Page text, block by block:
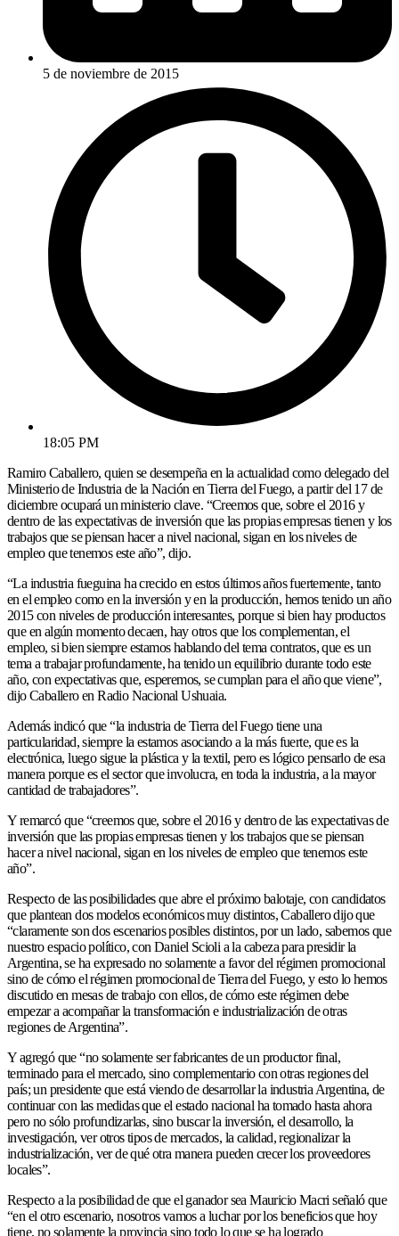
5 de noviembre de 2015
18:05 PM
Ramiro Caballero, quien se desempeña en la actualidad como delegado del
Ministerio de Industria de la Nación en Tierra del Fuego, a partir del 17 de
diciembre ocupará un ministerio clave. “Creemos que, sobre el 2016 y
dentro de las expectativas de inversión que las propias empresas tienen y los
trabajos que se piensan hacer a nivel nacional, sigan en los niveles de
empleo que tenemos este año”, dijo.
“La industria fueguina ha crecido en estos últimos años fuertemente, tanto
en el empleo como en la inversión y en la producción, hemos tenido un año
2015 con niveles de producción interesantes, porque si bien hay productos
que en algún momento decaen, hay otros que los complementan, el
empleo, si bien siempre estamos hablando del tema contratos, que es un
tema a trabajar profundamente, ha tenido un equilibrio durante todo este
año, con expectativas que, esperemos, se cumplan para el año que viene”,
dijo Caballero en Radio Nacional Ushuaia.
Además indicó que “la industria de Tierra del Fuego tiene una
particularidad, siempre la estamos asociando a la más fuerte, que es la
electrónica, luego sigue la plástica y la textil, pero es lógico pensarlo de esa
manera porque es el sector que involucra, en toda la industria, a la mayor
cantidad de trabajadores”.
Y remarcó que “creemos que, sobre el 2016 y dentro de las expectativas de
inversión que las propias empresas tienen y los trabajos que se piensan
hacer a nivel nacional, sigan en los niveles de empleo que tenemos este
año”.
Respecto de las posibilidades que abre el próximo balotaje, con candidatos
que plantean dos modelos económicos muy distintos, Caballero dijo que
“claramente son dos escenarios posibles distintos, por un lado, sabemos que
nuestro espacio político, con Daniel Scioli a la cabeza para presidir la
Argentina, se ha expresado no solamente a favor del régimen promocional
sino de cómo el régimen promocional de Tierra del Fuego, y esto lo hemos
discutido en mesas de trabajo con ellos, de cómo este régimen debe
empezar a acompañar la transformación e industrialización de otras
regiones de Argentina”.
Y agregó que “no solamente ser fabricantes de un productor final,
terminado para el mercado, sino complementario con otras regiones del
país; un presidente que está viendo de desarrollar la industria Argentina, de
continuar con las medidas que el estado nacional ha tomado hasta ahora
pero no sólo profundizarlas, sino buscar la inversión, el desarrollo, la
investigación, ver otros tipos de mercados, la calidad, regionalizar la
industrialización, ver de qué otra manera pueden crecer los proveedores
locales”.
Respecto a la posibilidad de que el ganador sea Mauricio Macri señaló que
“en el otro escenario, nosotros vamos a luchar por los beneficios que hoy
tiene, no solamente la provincia sino todo lo que se ha logrado